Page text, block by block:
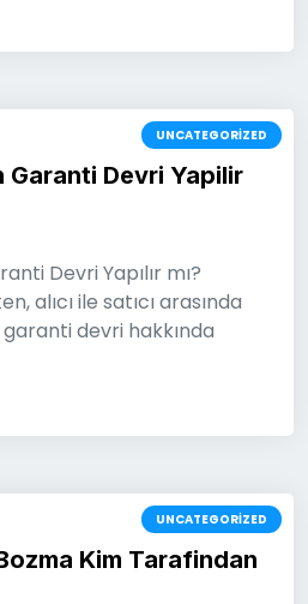
UNCATEGORIZED
Garanti Devri Yapilir
Devri Yapılır mı?
alıcı ile satıcı arasında
devri hakkında
UNCATEGORIZED
Kim Tarafindan